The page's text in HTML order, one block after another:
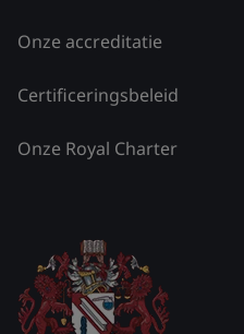
Onze accreditatie
Certificeringsbeleid
Onze Royal Charter